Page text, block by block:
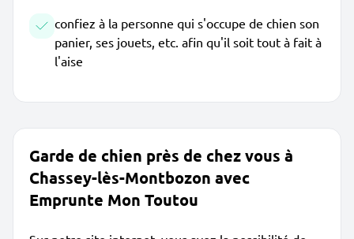
confiez à la personne qui s'occupe de chien son
panier, ses jouets, etc. afin qu'il soit tout à fait à
l'aise
Garde de chien près de chez vous à
Chassey-lès-Montbozon avec
Emprunte Mon Toutou